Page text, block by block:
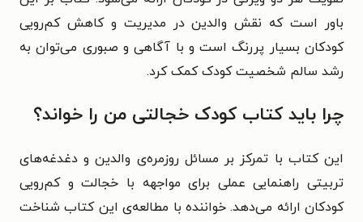
باور است که نقش والدین در مدیریت و کاهش کم‌رویی
کودکان بسیار پررنگ است و با آگاهی و صبوری می‌توان به
رشد سالم شخصیت کودک کمک کرد.
چرا باید کتاب کودک خجالتی من را خواند؟
این کتاب با تمرکز بر مسائل روزمره‌ی والدین و دغدغه‌های
تربیتی راهنمایی عملی برای مواجهه با خجالت و کم‌رویی
کودکان ارائه می‌دهد. خواننده با مطالعه‌ی این کتاب شناخت